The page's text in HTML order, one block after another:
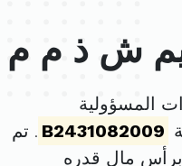
ش ذ م م
المسؤولية
B2431082009 . تم